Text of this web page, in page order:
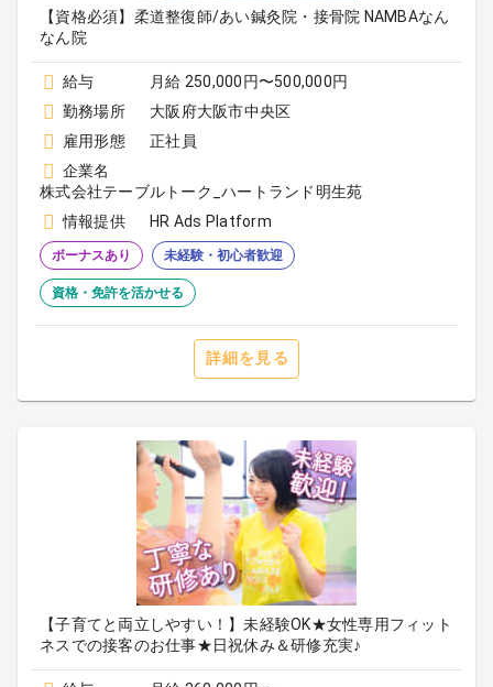
【資格必須】柔道整復師/あい鍼灸院・接骨院 NAMBAなん
なん院
給与
月給 250,000円〜500,000円
勤務場所
大阪府大阪市中央区
雇用形態
正社員
企業名
株式会社テーブルトーク_ハートランド明生苑
情報提供
HR Ads Platform
ボーナスあり 未経験・初心者歓迎
資格・免許を活かせる
詳細を見る
【子育てと両立しやすい！】未経験OK★女性専用フィット
ネスでの接客のお仕事★日祝休み＆研修充実♪